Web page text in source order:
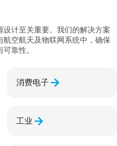
计至关重要。我们的解决方案
空航天及物联网系统中，确保
靠性。
消费电子
工业